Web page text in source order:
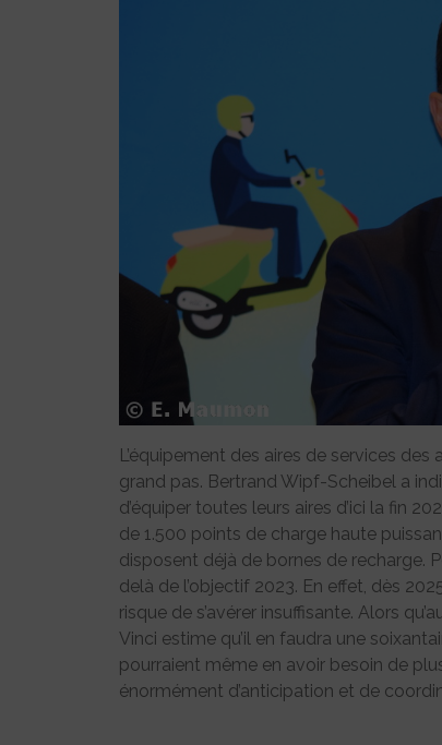
L’équipement des aires de services
grand pas. Bertrand Wipf-Scheibel a
d’équiper toutes leurs aires d’ici la fin
de 1.500 points de charge haute
disposent déjà de bornes de recharge.
delà de l’objectif 2023. En effet, dès
risque de s’avérer insuffisante. Alors
Vinci estime qu’il en faudra une
pourraient même en avoir besoin de
énormément d’anticipation et de